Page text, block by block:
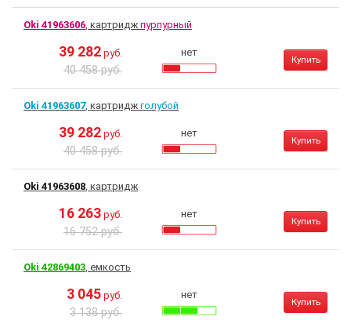
Oki 41963606, картридж пурпурный
39 282 руб.
40 458 руб.
нет
Купить
Oki 41963607, картридж голубой
39 282 руб.
40 458 руб.
нет
Купить
Oki 41963608, картридж
16 263 руб.
16 752 руб.
нет
Купить
Oki 42869403, емкость
3 045 руб.
3 138 руб.
нет
Купить